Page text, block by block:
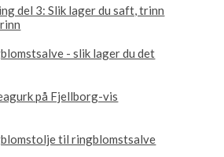
del 3: Slik lager du saft, trinn
- slik lager du det
på Fjellborg-vis
til ringblomstsalve